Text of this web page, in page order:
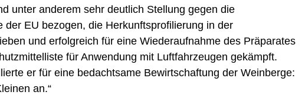
unter anderem sehr deutlich Stellung gegen die
der EU bezogen, die Herkunftsprofilierung in der
und erfolgreich für eine Wiederaufnahme des Präparates
für Anwendung mit Luftfahrzeugen gekämpft.
er für eine bedachtsame Bewirtschaftung der Weinberge:
an.“